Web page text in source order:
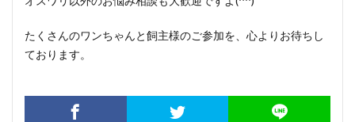
たくさんのワンちゃんと飼主様のご参加を、心よりお待ちし
ております。